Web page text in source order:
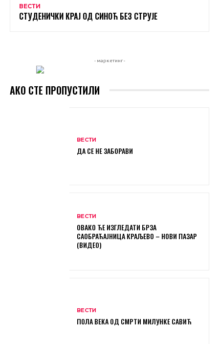
ВЕСТИ
СТУДЕНИЧКИ КРАЈ ОД СИНОЋ БЕЗ СТРУЈЕ
- маркетинг -
АКО СТЕ ПРОПУСТИЛИ
ВЕСТИ
ДА СЕ НЕ ЗАБОРАВИ
ВЕСТИ
ОВАКО ЋЕ ИЗГЛЕДАТИ БРЗА
САОБРАЋАЈНИЦА КРАЉЕВО – НОВИ ПАЗАР
(ВИДЕО)
ВЕСТИ
ПОЛА ВЕКА ОД СМРТИ МИЛУНКЕ САВИЋ